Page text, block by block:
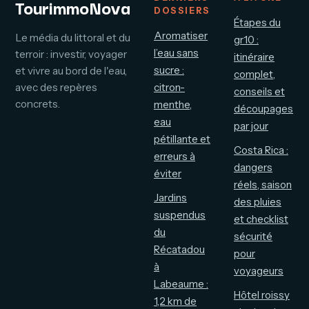
TourimmoNova
Le média du littoral et du
terroir : investir, voyager
et vivre au bord de l'eau,
avec des repères
concrets.
DOSSIERS
Aromatiser
l’eau sans
sucre :
citron-
menthe,
eau
pétillante et
erreurs à
éviter
Jardins
suspendus
du
Récatadou
à
Labeaume :
1,2 km de
Étapes du
gr10 :
itinéraire
complet,
conseils et
découpages
par jour
Costa Rica :
dangers
réels, saison
des pluies
et checklist
sécurité
pour
voyageurs
Hôtel roissy